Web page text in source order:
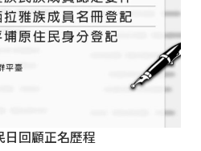
回顧正名歷程